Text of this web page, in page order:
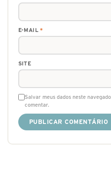
E-MAIL*
SITE
Salvar meus dados neste
comentar.